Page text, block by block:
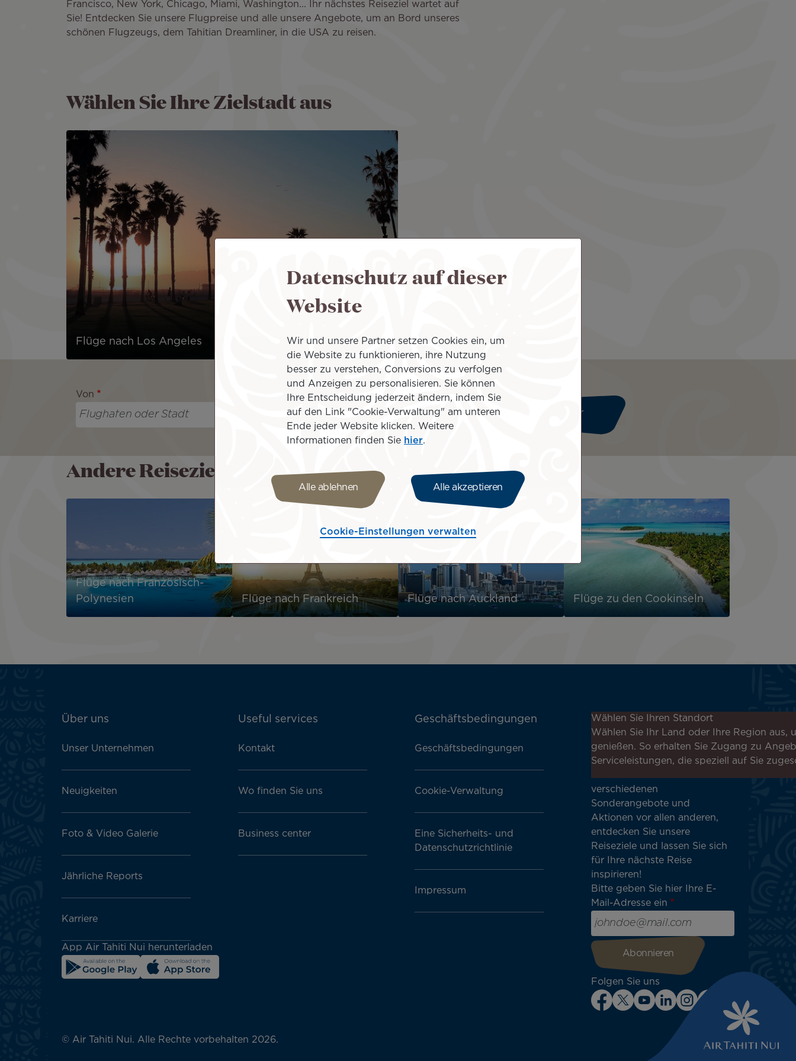
Francisco, New York, Chicago, Miami, Washington... Ihr nächstes Reiseziel wartet auf
Sie! Entdecken Sie unsere Flugpreise und alle unsere Angebote, um an Bord unseres
schönen Flugzeugs, dem Tahitian Dreamliner, in die USA zu reisen.
Wählen Sie Ihre Zielstadt aus
Flüge nach Los Angeles
Von An
Weiter
Andere Reiseziele
Flüge nach Französisch-
Polynesien
Flüge nach Frankreich Flüge nach Auckland Flüge zu den Cookinseln
ATN:
menu
Über uns
Unser Unternehmen
Neuigkeiten
Foto & Video Galerie
Jährliche Reports
Karriere
Useful services
Kontakt
Wo finden Sie uns
Business center
Geschäftsbedingungen
Geschäftsbedingungen
Cookie-Verwaltung
Eine Sicherheits- und
Datenschutzrichtlinie
Impressum
App Air Tahiti Nui herunterladen
Melden Sie sich für unseren
Newsletter an, um die
neuesten Nachrichten zu
erhalten!
verschiedenen
Sonderangebote und
Aktionen vor allen anderen,
entdecken Sie unsere
Reiseziele und lassen Sie sich
für Ihre nächste Reise
inspirieren!
Bitte geben Sie hier Ihre E-
Mail-Adresse ein
Folgen Sie uns
Wählen Sie Ihren Standort
Wählen Sie Ihr Land oder Ihre Region aus,
genießen. So erhalten Sie Zugang zu
Serviceleistungen, die speziell auf Sie
© Air Tahiti Nui. Alle Rechte vorbehalten 2026.
Datenschutz auf dieser
Website
Wir und unsere Partner setzen Cookies ein, um
die Website zu funktionieren, ihre Nutzung
besser zu verstehen, Conversions zu verfolgen
und Anzeigen zu personalisieren. Sie können
Ihre Entscheidung jederzeit ändern, indem Sie
auf den Link "Cookie-Verwaltung" am unteren
Ende jeder Website klicken. Weitere
Informationen finden Sie hier.
Alle ablehnen Alle akzeptieren
Cookie-Einstellungen verwalten